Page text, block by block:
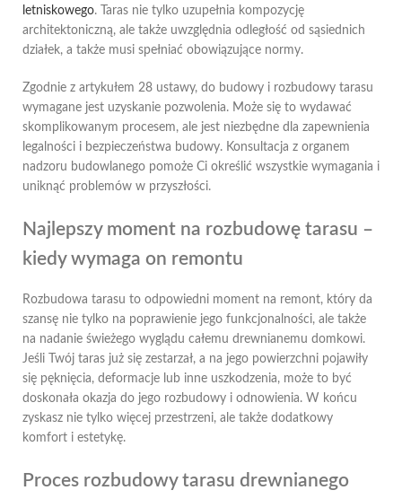
letniskowego. Taras nie tylko uzupełnia kompozycję
architektoniczną, ale także uwzględnia odległość od sąsiednich
działek, a także musi spełniać obowiązujące normy.
Zgodnie z artykułem 28 ustawy, do budowy i rozbudowy tarasu
wymagane jest uzyskanie pozwolenia. Może się to wydawać
skomplikowanym procesem, ale jest niezbędne dla zapewnienia
legalności i bezpieczeństwa budowy. Konsultacja z organem
nadzoru budowlanego pomoże Ci określić wszystkie wymagania i
uniknąć problemów w przyszłości.
Najlepszy moment na rozbudowę tarasu –
kiedy wymaga on remontu
Rozbudowa tarasu to odpowiedni moment na remont, który da
szansę nie tylko na poprawienie jego funkcjonalności, ale także
na nadanie świeżego wyglądu całemu drewnianemu domkowi.
Jeśli Twój taras już się zestarzał, a na jego powierzchni pojawiły
się pęknięcia, deformacje lub inne uszkodzenia, może to być
doskonała okazja do jego rozbudowy i odnowienia. W końcu
zyskasz nie tylko więcej przestrzeni, ale także dodatkowy
komfort i estetykę.
Proces rozbudowy tarasu drewnianego